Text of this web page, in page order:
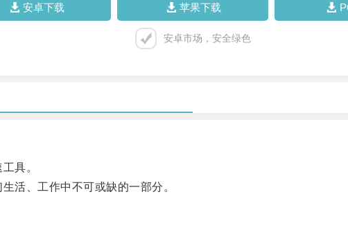
安卓下载 苹果下载
安卓市场，安全绿色
具。
、工作中不可或缺的一部分。